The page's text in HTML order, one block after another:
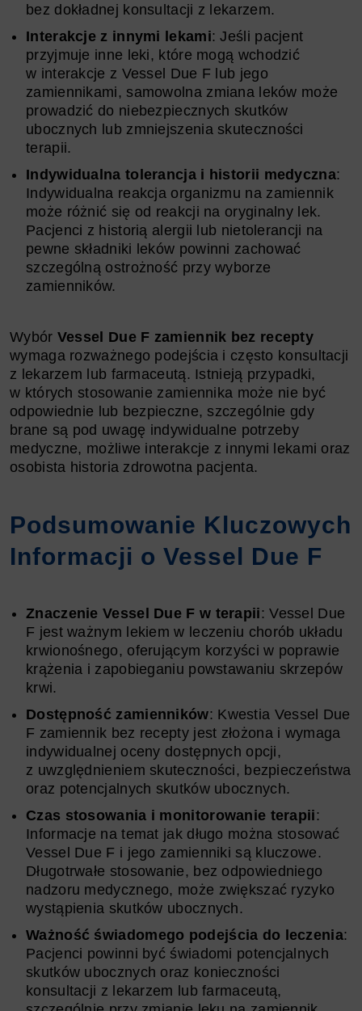
bez dokładnej konsultacji z lekarzem.
Interakcje z innymi lekami: Jeśli pacjent
przyjmuje inne leki, które mogą wchodzić
w interakcje z Vessel Due F lub jego
zamiennikami, samowolna zmiana leków może
prowadzić do niebezpiecznych skutków
ubocznych lub zmniejszenia skuteczności
terapii.
Indywidualna tolerancja i historii medyczna:
Indywidualna reakcja organizmu na zamiennik
może różnić się od reakcji na oryginalny lek.
Pacjenci z historią alergii lub nietolerancji na
pewne składniki leków powinni zachować
szczególną ostrożność przy wyborze
zamienników.
Wybór Vessel Due F zamiennik bez recepty
wymaga rozważnego podejścia i często konsultacji
z lekarzem lub farmaceutą. Istnieją przypadki,
w których stosowanie zamiennika może nie być
odpowiednie lub bezpieczne, szczególnie gdy
brane są pod uwagę indywidualne potrzeby
medyczne, możliwe interakcje z innymi lekami oraz
osobista historia zdrowotna pacjenta.
Podsumowanie Kluczowych
Informacji o Vessel Due F
Znaczenie Vessel Due F w terapii: Vessel Due
F jest ważnym lekiem w leczeniu chorób układu
krwionośnego, oferującym korzyści w poprawie
krążenia i zapobieganiu powstawaniu skrzepów
krwi.
Dostępność zamienników: Kwestia Vessel Due
F zamiennik bez recepty jest złożona i wymaga
indywidualnej oceny dostępnych opcji,
z uwzględnieniem skuteczności, bezpieczeństwa
oraz potencjalnych skutków ubocznych.
Czas stosowania i monitorowanie terapii:
Informacje na temat jak długo można stosować
Vessel Due F i jego zamienniki są kluczowe.
Długotrwałe stosowanie, bez odpowiedniego
nadzoru medycznego, może zwiększać ryzyko
wystąpienia skutków ubocznych.
Ważność świadomego podejścia do leczenia:
Pacjenci powinni być świadomi potencjalnych
skutków ubocznych oraz konieczności
konsultacji z lekarzem lub farmaceutą,